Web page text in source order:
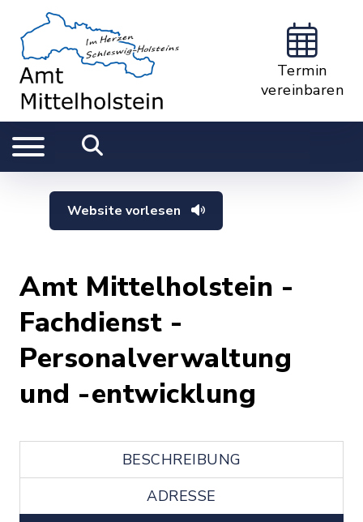
Termin
vereinbaren
Website vorlesen
Amt Mittelholstein -
Fachdienst -
Personalverwaltung
und -entwicklung
BESCHREIBUNG
ADRESSE